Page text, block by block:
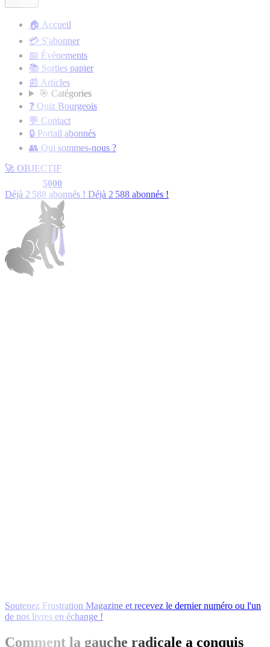
🏠 Accueil
💳 S'abonner
📅 Événements
📚 Sorties papier
📰 Articles
🎯 Catégories
❓ Quiz Bourgeois
💬 Contact
🔒 Portail abonnés
👥 Qui sommes-nous ?
🚀 OBJECTIF
5000
Déjà 2 589 abonnés ! Déjà 2 589 abonnés !
Soutenez Frustration Magazine et recevez le dernier numéro ou l'un
de nos livres en échange !
Comment la gauche radicale a conquis